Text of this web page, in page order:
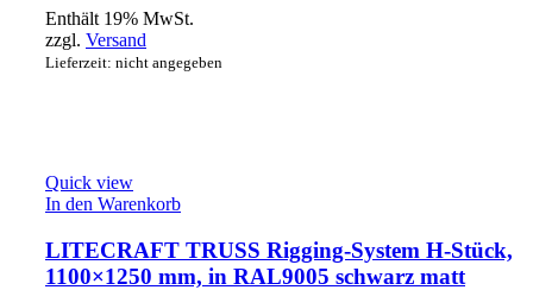
Enthält 19% MwSt.
zzgl. Versand
Lieferzeit: nicht angegeben
Quick view
In den Warenkorb
LITECRAFT TRUSS Rigging-System H-Stück,
1100×1250 mm, in RAL9005 schwarz matt